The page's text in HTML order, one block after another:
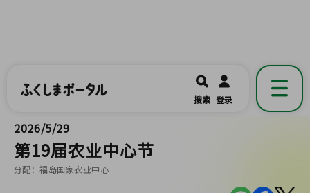
福島県公式の地域情報ポータルアプリ
開く
搜索 登录
2026/5/29
第19届农业中心节
分配：福岛国家农业中心